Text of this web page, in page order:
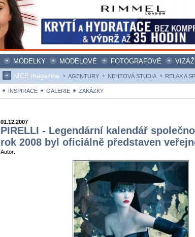
MODELKY MODELOVÉ FOTOGRAFOVÉ
NICE magazine
AGENTURY NEHTOVÁ STUDIA RELAX A
INSPIRACE GALERIE ZAKÁZKY
01.12.2007
PIRELLI - Legendární kalendář
rok 2008 byl oficiálně představen
Autor: